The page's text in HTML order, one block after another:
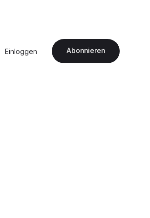
Einloggen Abonnieren